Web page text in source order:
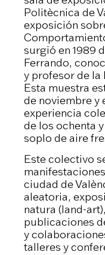
Politècnica de
exposición
surgió en 1989
Ferrando,
y profesor de la
Esta muestra
de noviembre y
experiencia
de los ochenta
soplo de aire
Este colectivo
ciudad de
aleatoria,
natura (land-
publicaciones
y
talleres y